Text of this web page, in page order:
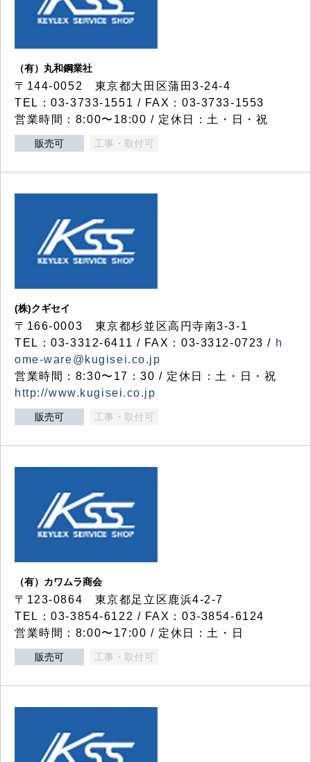
（有）丸和鋼業社
〒144-0052 東京都大田区蒲田3-24-4
TEL：03-3733-1551 / FAX：03-3733-1553
営業時間：8:00〜18:00 / 定休日：土・日・祝
販売可 工事・取付可
(株)クギセイ
〒166-0003 東京都杉並区高円寺南3-3-1
TEL：03-3312-6411 / FAX：03-3312-0723 / h
ome-ware@kugisei.co.jp
営業時間：8:30〜17：30 / 定休日：土・日・祝
http://www.kugisei.co.jp
販売可 工事・取付可
（有）カワムラ商会
〒123-0864 東京都足立区鹿浜4-2-7
TEL：03-3854-6122 / FAX：03-3854-6124
営業時間：8:00〜17:00 / 定休日：土・日
販売可 工事・取付可